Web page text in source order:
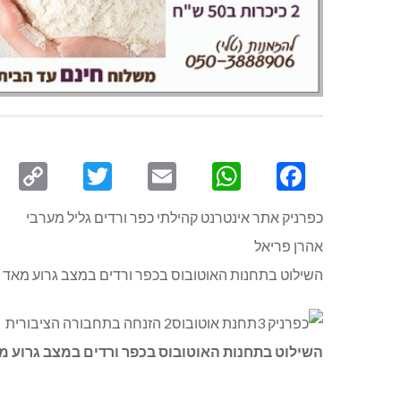
Facebook
WhatsApp
Email
Twitter
כפרניק אתר אינטרנט קהילתי כפר ורדים גליל מערבי
אהרן פריאל
השילוט בתחנות האוטובוס בכפר ורדים במצב גרוע
השילוט בתחנות האוטובוס בכפר ורדים במצב